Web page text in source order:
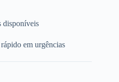
disponíveis
em urgências